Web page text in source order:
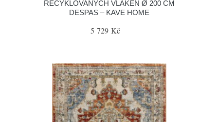
RECYKLOVANÝCH VLÁKEN Ø 200 CM
DESPAS – KAVE HOME
5 729 Kč